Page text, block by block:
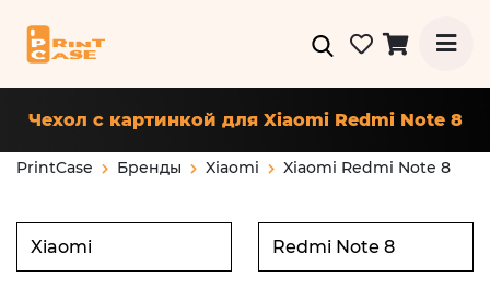
Чехол с картинкой для Xiaomi Redmi Note 8
PrintCase Бренды Xiaomi Xiaomi Redmi Note 8